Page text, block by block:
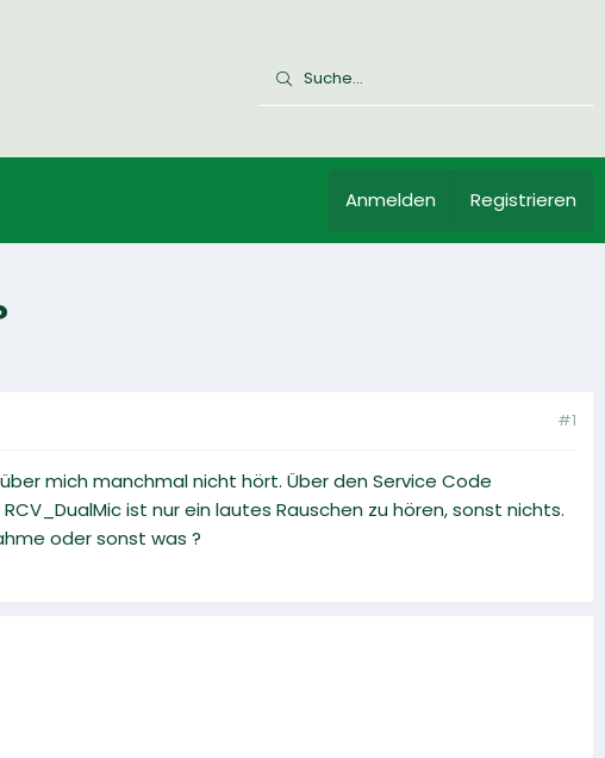
Anmelden Registrieren
#1
mich manchmal nicht hört. Über den Service Code
ist nur ein lautes Rauschen zu hören, sonst nichts.
oder sonst was ?